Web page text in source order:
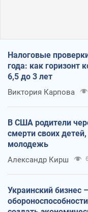
Налоговые
года: как горизонт
6,5 до 3 лет
Виктория Карпова
В США родители
смерти своих
молодежь
Александр Кирш
Украинский бизнес